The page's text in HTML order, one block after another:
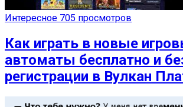
Интересное 705 просмотров
Как играть в новые
автоматы бесплатно и
регистрации в Вулкан